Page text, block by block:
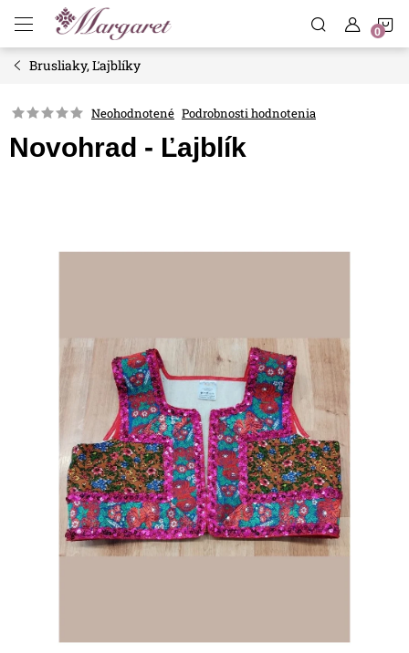
obsah
Brusliaky, Ľajblíky
Neohodnotené Podrobnosti hodnotenia
Novohrad - Ľajblík